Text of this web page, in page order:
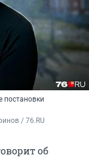
постановки
/ 76.RU
об